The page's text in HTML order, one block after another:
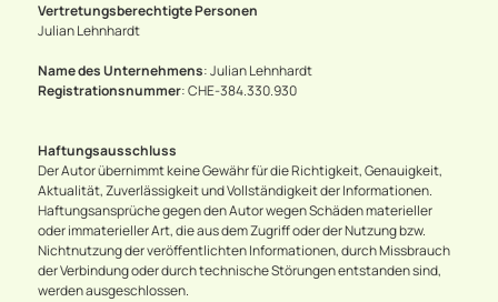
Vertretungsberechtigte Personen
Julian Lehnhardt
Name des Unternehmens: Julian Lehnhardt
Registrationsnummer: CHE-384.330.930
Haftungsausschluss
Der Autor übernimmt keine Gewähr für die Richtigkeit, Genauigkeit,
Aktualität, Zuverlässigkeit und Vollständigkeit der Informationen.
Haftungsansprüche gegen den Autor wegen Schäden materieller
oder immaterieller Art, die aus dem Zugriff oder der Nutzung bzw.
Nichtnutzung der veröffentlichten Informationen, durch Missbrauch
der Verbindung oder durch technische Störungen entstanden sind,
werden ausgeschlossen.